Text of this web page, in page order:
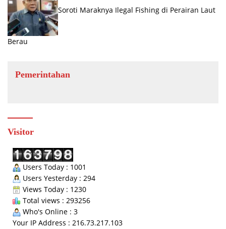
Soroti Maraknya Ilegal Fishing di Perairan Laut
Berau
Pemerintahan
Visitor
Users Today : 1001
Users Yesterday : 294
Views Today : 1230
Total views : 293256
Who's Online : 3
Your IP Address : 216.73.217.103